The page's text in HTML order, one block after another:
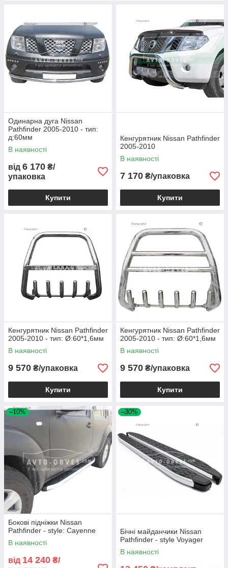
Одинарна дуга Nissan
Pathfinder 2005-2010 - тип:
д:60мм
В наявності
від 6 170 ₴/
упаковка
Купити
Кенгурятник Nissan Pathfinder
2005-2010
В наявності
7 170 ₴/упаковка
Купити
Кенгурятник Nissan Pathfinder
2005-2010 - тип: Ø:60*1,6мм
В наявності
9 570 ₴/упаковка
Купити
Кенгурятник Nissan Pathfinder
2005-2010 - тип: Ø:60*1,6мм
В наявності
9 570 ₴/упаковка
Купити
–10%
Бокові підніжки Nissan
Pathfinder - style: Cayenne
В наявності
від 14 240 ₴/
–30%
Бічні майданчики Nissan
Pathfinder - style Voyager
В наявності